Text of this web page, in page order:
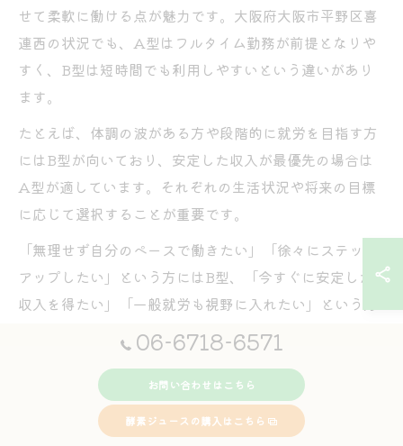
せて柔軟に働ける点が魅力です。大阪府大阪市平野区喜
連西の状況でも、A型はフルタイム勤務が前提となりや
すく、B型は短時間でも利用しやすいという違いがあり
ます。
たとえば、体調の波がある方や段階的に就労を目指す方
にはB型が向いており、安定した収入が最優先の場合は
A型が適しています。それぞれの生活状況や将来の目標
に応じて選択することが重要です。
「無理せず自分のペースで働きたい」「徐々にステップ
アップしたい」という方にはB型、「今すぐに安定した
収入を得たい」「一般就労も視野に入れたい」という方
にはA型が向いています。専門スタッフと相談しなが
ら、自分に合った働き方を見つけましょう。
雇用契約の有無が収入に与える影響と注意点
06-6718-6571
お問い合わせはこちら
酵素ジュースの購入はこちら